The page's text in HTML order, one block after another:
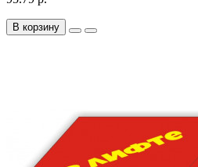
В корзину